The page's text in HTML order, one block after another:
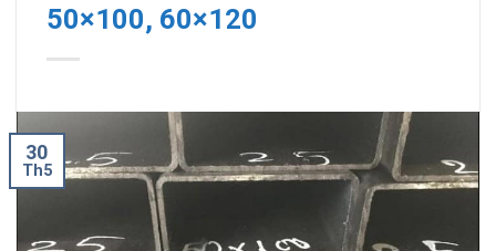
50×100, 60×120
30
Th5